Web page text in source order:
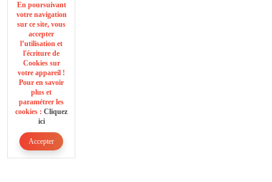
En poursuivant
votre navigation
sur ce site, vous
accepter
l’utilisation et
l'écriture de
Cookies sur
votre appareil !
Pour en savoir
plus et
paramétrer les
cookies : Cliquez
ici
Accepter